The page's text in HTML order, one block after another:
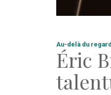
Au-delà du regard
Éric